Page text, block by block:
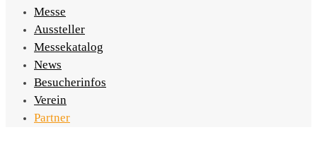
Messe
Aussteller
Messekatalog
News
Besucherinfos
Verein
Partner